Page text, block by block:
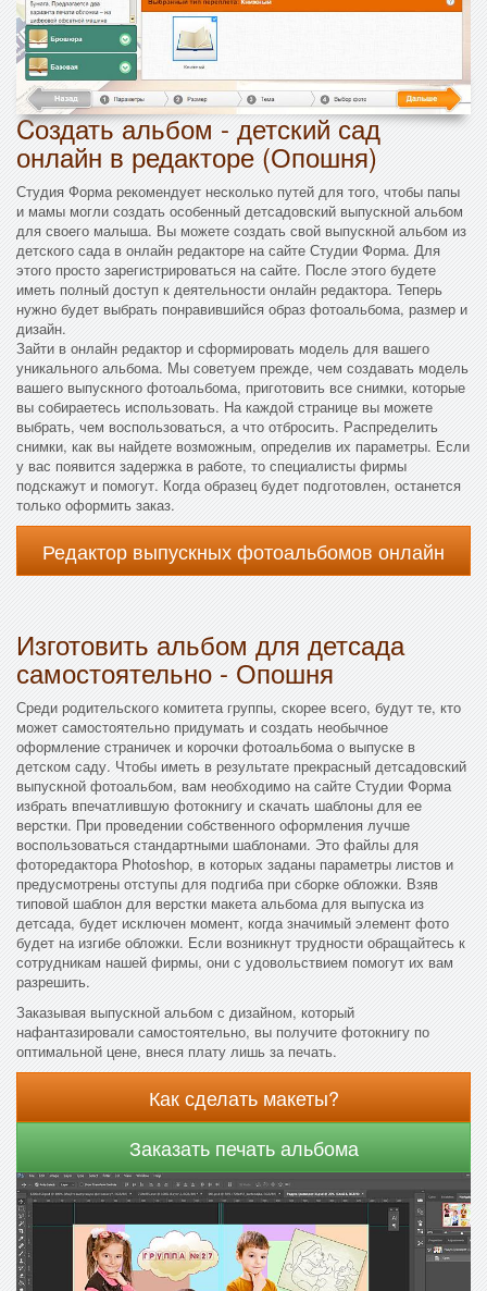
Cоздать альбом - детский сад
онлайн в редакторе (Опошня)
Студия Форма рекомендует несколько путей для того, чтобы папы
и мамы могли создать особенный детсадовский выпускной альбом
для своего малыша. Вы можете создать свой выпускной альбом из
детского сада в онлайн редакторе на сайте Студии Форма. Для
этого просто зарегистрироваться на сайте. После этого будете
иметь полный доступ к деятельности онлайн редактора. Теперь
нужно будет выбрать понравившийся образ фотоальбома, размер и
дизайн.
Зайти в онлайн редактор и сформировать модель для вашего
уникального альбома. Мы советуем прежде, чем создавать модель
вашего выпускного фотоальбома, приготовить все снимки, которые
вы собираетесь использовать. На каждой странице вы можете
выбрать, чем воспользоваться, а что отбросить. Распределить
снимки, как вы найдете возможным, определив их параметры. Если
у вас появится задержка в работе, то специалисты фирмы
подскажут и помогут. Когда образец будет подготовлен, останется
только оформить заказ.
Редактор выпускных фотоальбомов онлайн
Изготовить альбом для детсада
самостоятельно - Опошня
Среди родительского комитета группы, скорее всего, будут те, кто
может самостоятельно придумать и создать необычное
оформление страничек и корочки фотоальбома о выпуске в
детском саду. Чтобы иметь в результате прекрасный детсадовский
выпускной фотоальбом, вам необходимо на сайте Студии Форма
избрать впечатлившую фотокнигу и скачать шаблоны для ее
верстки. При проведении собственного оформления лучше
воспользоваться стандартными шаблонами. Это файлы для
фоторедактора Photoshop, в которых заданы параметры листов и
предусмотрены отступы для подгиба при сборке обложки. Взяв
типовой шаблон для верстки макета альбома для выпуска из
детсада, будет исключен момент, когда значимый элемент фото
будет на изгибе обложки. Если возникнут трудности обращайтесь к
сотрудникам нашей фирмы, они с удовольствием помогут их вам
разрешить.
Заказывая выпускной альбом с дизайном, который
нафантазировали самостоятельно, вы получите фотокнигу по
оптимальной цене, внеся плату лишь за печать.
Как сделать макеты?
Заказать печать альбома